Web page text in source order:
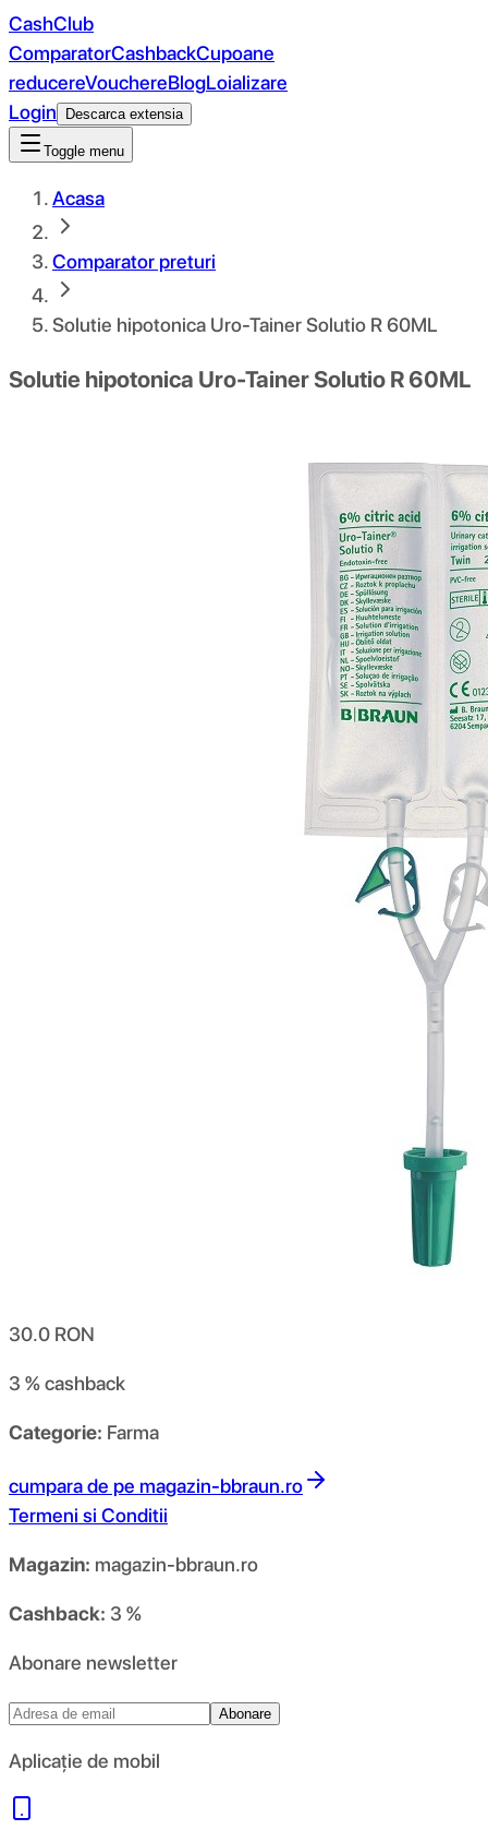
CashClub
ComparatorCashbackCupoane
reducereVouchereBlogLoializare
Login
Descarca extensia
Toggle menu
Acasa
Comparator preturi
Solutie hipotonica Uro-Tainer Solutio R 60ML
Solutie hipotonica Uro-Tainer Solutio R 60ML
30.0 RON
3 %cashback
Categorie: Farma
cumpara de pe magazin-bbraun.ro
Termeni si Conditii
Magazin: magazin-bbraun.ro
Cashback: 3 %
Abonare newsletter
Abonare
Aplicație de mobil